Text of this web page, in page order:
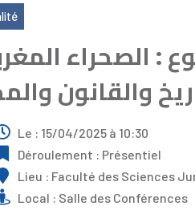
: الصحراء
والقانون
Le : 15/04/2025 à 10:30
Déroulement : Présentiel
Lieu : Faculté des Sciences
Local : Salle des Conférences